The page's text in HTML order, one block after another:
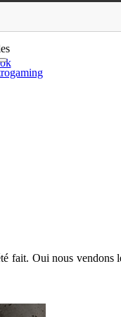
fait. Oui nous vendons